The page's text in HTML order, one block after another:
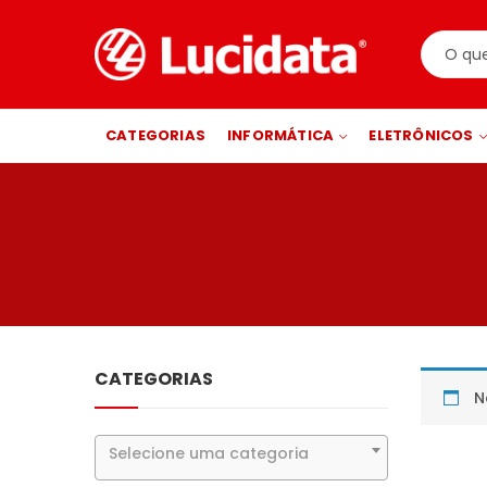
CATEGORIAS INFORMÁTICA ELETRÔNICOS
CATEGORIAS
Selecione uma categoria